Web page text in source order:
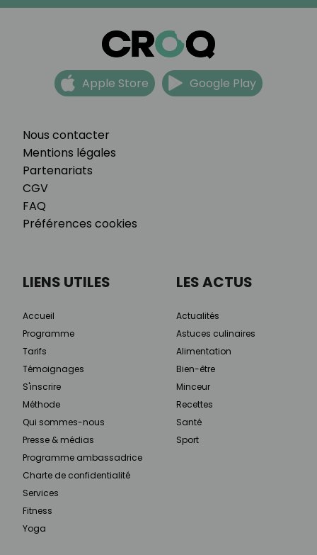
Nous contacter
Mentions légales
Partenariats
CGV
FAQ
Préférences cookies
Apple Store Google Play
LIENS UTILES
Accueil
Programme
Tarifs
Témoignages
S'inscrire
Méthode
Qui sommes-nous
Presse & médias
Programme ambassadrice
Charte de confidentialité
Services
Fitness
Yoga
LES ACTUS
Actualités
Astuces culinaires
Alimentation
Bien-être
Minceur
Recettes
Santé
Sport